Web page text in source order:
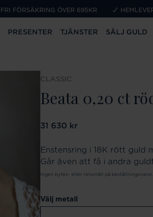
FRI FÖRSÄKRING ÖVER 695KR
PRESENTER TJÄNSTER SÄLJ GULD
CLASSIC
Beata 0,20 ct
Pris:31 630 kr
31 630 kr
Enstensring i 18K rött guld
Går även att få i andra
Ingen bytes- eller returrätt på beställningsvaror.
Välj metall